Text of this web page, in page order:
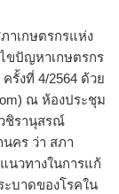
าเกษตรกรแห่ง
ขปัญหาเกษตรกร
รั้งที่ 4/2564 ด้วย
ณ ห้องประชุม
ชิรานุสรณ์
คร ว่า สภา
นวทางในการแก้
บาดของโรคใน